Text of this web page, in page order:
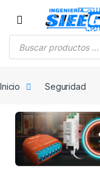
Saltar a la navegación
Saltar al contenido
Inicio Seguridad